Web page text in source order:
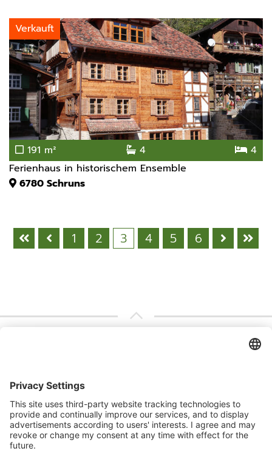
Verkauft
191 m² 4
4
Ferienhaus in historischem Ensemble
6780 Schruns
1 2 3 4 5 6
MATTHIAS HARTINGER IMMOBILIEN E&H Immobilien
GmbH
Melden Sie sich heute kostenlos an und werden
Sie als erster über neue Updates informiert.